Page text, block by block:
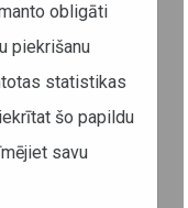
obligāti
piekrišanu
statistikas
šo papildu
savu